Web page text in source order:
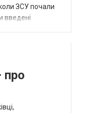
ЗСУ почали
введені
про